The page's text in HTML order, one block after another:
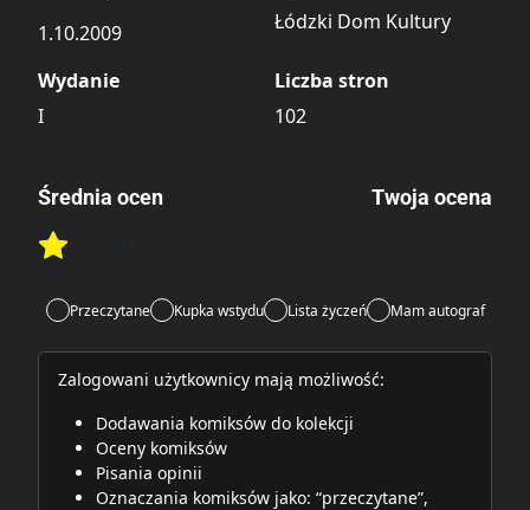
1.10.2009
Łódzki Dom Kultury
Wydanie
I
Liczba stron
102
Średnia ocen
Rate this item:
Twoja ocena
Przeczytane Kupka wstydu Lista życzeń Mam autograf
Zalogowani użytkownicy mają możliwość:
Dodawania komiksów do kolekcji
Oceny komiksów
Pisania opinii
Oznaczania komiksów jako: “przeczytane”,